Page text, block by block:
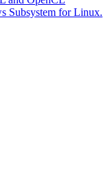
Subsystem for Linux.